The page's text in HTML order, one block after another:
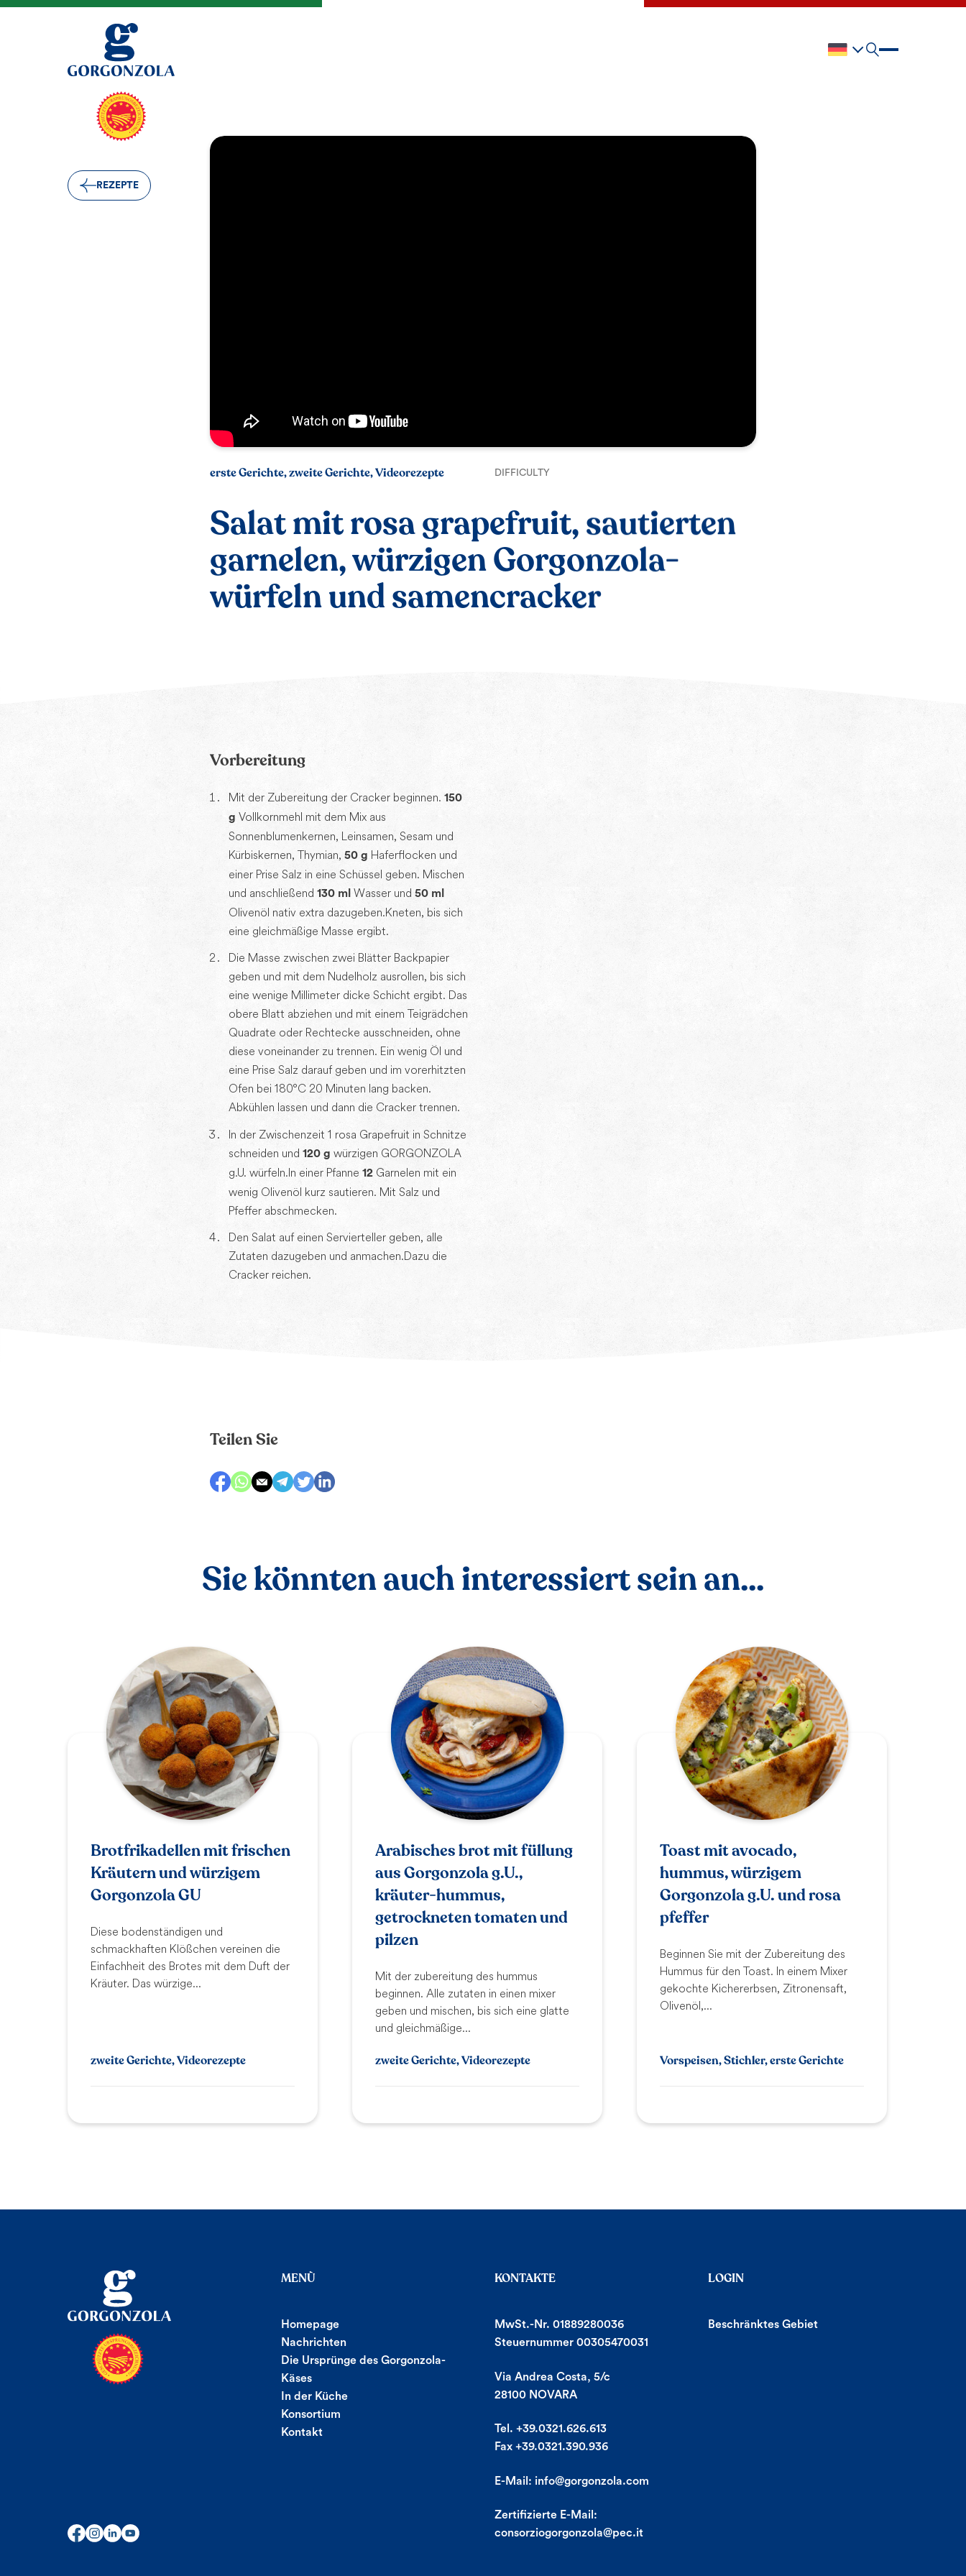
REZEPTE
erste Gerichte, zweite Gerichte, Videorezepte DIFFICULTY
Salat mit rosa grapefruit, sautierten
garnelen, würzigen Gorgonzola-
würfeln und samencracker
Vorbereitung
Mit der Zubereitung der Cracker beginnen. 150
g Vollkornmehl mit dem Mix aus
Sonnenblumenkernen, Leinsamen, Sesam und
Kürbiskernen, Thymian, 50 g Haferflocken und
einer Prise Salz in eine Schüssel geben. Mischen
und anschließend 130 ml Wasser und 50 ml
Olivenöl nativ extra dazugeben. Kneten, bis sich
eine gleichmäßige Masse ergibt.
Die Masse zwischen zwei Blätter Backpapier
geben und mit dem Nudelholz ausrollen, bis sich
eine wenige Millimeter dicke Schicht ergibt. Das
obere Blatt abziehen und mit einem Teigrädchen
Quadrate oder Rechtecke ausschneiden, ohne
diese voneinander zu trennen. Ein wenig Öl und
eine Prise Salz darauf geben und im vorerhitzten
Ofen bei 180°C 20 Minuten lang backen.
Abkühlen lassen und dann die Cracker trennen.
In der Zwischenzeit 1 rosa Grapefruit in Schnitze
schneiden und 120 g würzigen GORGONZOLA
g.U. würfeln. In einer Pfanne 12Garnelen mit ein
wenig Olivenöl kurz sautieren. Mit Salz und
Pfeffer abschmecken.
Den Salat auf einen Servierteller geben, alle
Zutaten dazugeben und anmachen. Dazu die
Cracker reichen.
Teilen Sie
Sie könnten auch interessiert sein an...
Brotfrikadellen mit frischen
Kräutern und würzigem
Gorgonzola GU
Diese bodenständigen und
schmackhaften Klößchen vereinen die
Einfachheit des Brotes mit dem Duft der
Kräuter. Das würzige...
zweite Gerichte, Videorezepte
Arabisches brot mit füllung
aus Gorgonzola g.U.,
kräuter-hummus,
getrockneten tomaten und
pilzen
Mit der zubereitung des hummus
beginnen. Alle zutaten in einen mixer
geben und mischen, bis sich eine glatte
und gleichmäßige...
zweite Gerichte, Videorezepte
Toast mit avocado,
hummus, würzigem
Gorgonzola g.U. und rosa
pfeffer
Beginnen Sie mit der Zubereitung des
Hummus für den Toast. In einem Mixer
gekochte Kichererbsen, Zitronensaft,
Olivenöl,...
Vorspeisen, Stichler, erste Gerichte
MENÙ
Homepage
Nachrichten
Die Ursprünge des Gorgonzola-
Käses
In der Küche
Konsortium
Kontakt
KONTAKTE
MwSt.-Nr. 01889280036
Steuernummer 00305470031
Via Andrea Costa, 5/c
28100 NOVARA
Tel. +39.0321.626.613
Fax +39.0321.390.936
E-Mail: info@gorgonzola.com
Zertifizierte E-Mail:
consorziogorgonzola@pec.it
LOGIN
Beschränktes Gebiet